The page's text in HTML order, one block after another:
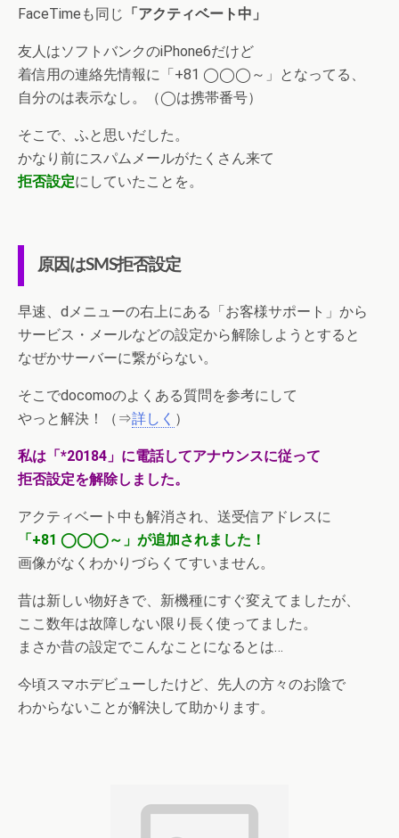
FaceTimeも同じ 「アクティベート中」
友人はソフトバンクのiPhone6だけど
着信用の連絡先情報に「+81 ◯◯◯～」となってる、
自分のは表示なし。（◯は携帯番号）
そこで、ふと思いだした。
かなり前にスパムメールがたくさん来て
拒否設定にしていたことを。
原因はSMS拒否設定
早速、dメニューの右上にある「お客様サポート」から
サービス・メールなどの設定から解除しようとすると
なぜかサーバーに繋がらない。
そこでdocomoのよくある質問を参考にして
やっと解決！（⇒詳しく ）
私は「*20184」に電話してアナウンスに従って
拒否設定を解除しました。
アクティベート中も解消され、送受信アドレスに
「+81 ◯◯◯～」が追加されました！
画像がなくわかりづらくてすいません。
昔は新しい物好きで、新機種にすぐ変えてましたが、
ここ数年は故障しない限り長く使ってました。
まさか昔の設定でこんなことになるとは…
今頃スマホデビューしたけど、先人の方々のお陰で
わからないことが解決して助かります。